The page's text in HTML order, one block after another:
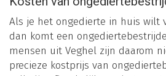
Als je het ongedierte in huis wilt
dan komt een
mensen uit Veghel zijn daarom
precieze kostprijs van